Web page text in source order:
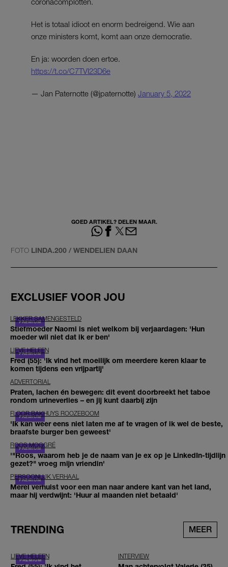
Het is totaal idioot en enorm bedreigend. Wie aan
onze ministers komt, komt aan onze democratie.
En ja: woorden doen ertoe.
https://t.co/C7TVI23D6e
— Jan Paternotte (@jpaternotte) January 5, 2022
GOED ARTIKEL? DELEN MAAR.
FOTO LINDA.200 / WENDELIEN DAAN
EXCLUSIEF VOOR JOU
LEKKER SAMENGESTELD
Stiefmoeder Naomi is niet welkom bij verjaardagen: 'Hun
moeder wil niet dat ik er ben'
LIEVE HELEEN
Fred (55): 'Ik vind het moeilijk om meerdere keren klaar te
komen tijdens een vrijpartij'
ADVERTORIAL
Praten, lachen én bewegen: dit event doorbreekt het taboe
rondom urineverlies – en jij kunt daarbij zijn
FLOOR BAKHUYS ROOZEBOOM
'Ik kan weer eens niet laten me af te vragen of ik wel de beste,
braafste burger ben geweest'
ROOS MOGGRÉ
'"Roos, waarom heb je de naam van je ex op je LinkedIn-tijdlijn
gezet?" vroeg mijn vriendin'
PERSOONLIJK VERHAAL
Merel verhuist voor een man naar andere kant van het land,
maar hij verdwijnt: 'Huur al maanden niet betaald'
TRENDING MEER
LIEVE HELEEN INTERVIEW